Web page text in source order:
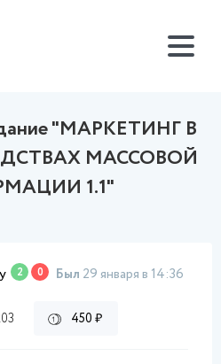
"МАРКЕТИНГ В
МАССОВОЙ
1.1"
2 0 Был 29 января в 14:36
450 ₽